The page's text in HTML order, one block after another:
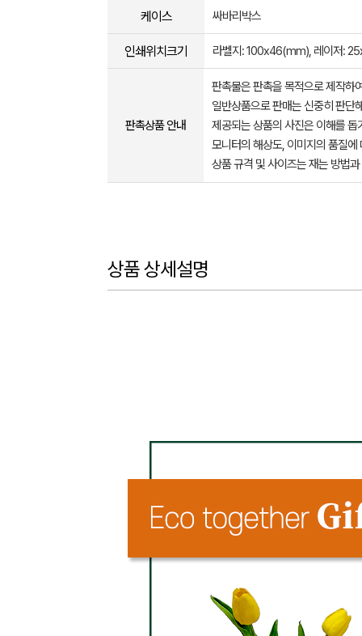
케이스 싸바리박스
인쇄위치크기 라벨지: 100x46(mm), 레이저:
판촉상품 안내
판촉물은 판촉을 목적으로 제작하
일반상품으로 판매는 신중히 판단
제공되는 상품의 사진은 이해를
모니터의 해상도, 이미지의 품질
상품 규격 및 사이즈는 재는 방법
상품 상세설명